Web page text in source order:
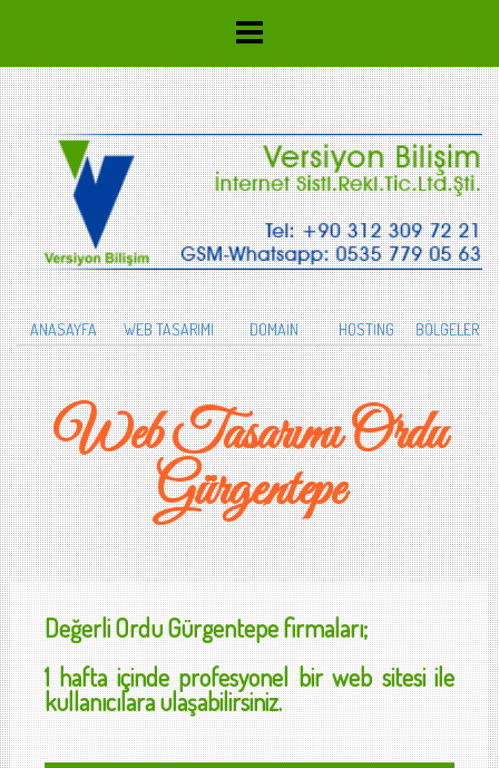
ANASAYFA WEB TASARIMI DOMAİN HOSTİNG BÖLGELER
Web Tasarımı Ordu
Gürgentepe
DeğerliOrdu Gürgentepefirmaları;
1 hafta içinde profesyonel bir web sitesi ile
kullanıcılara ulaşabilirsiniz.